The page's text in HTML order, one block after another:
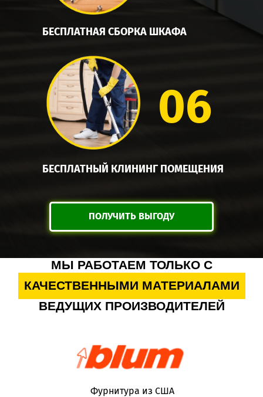
БЕСПЛАТНАЯ СБОРКА ШКАФА
БЕСПЛАТНЫЙ КЛИНИНГ ПОМЕЩЕНИЯ
06
ПОЛУЧИТЬ ВЫГОДУ
МЫ РАБОТАЕМ ТОЛЬКО С
КАЧЕСТВЕННЫМИ МАТЕРИАЛАМИ
ВЕДУЩИХ ПРОИЗВОДИТЕЛЕЙ
Фурнитура из США